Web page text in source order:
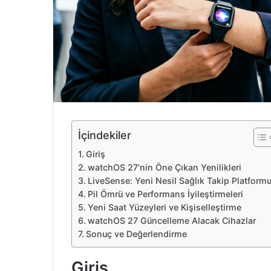
İçindekiler
Giriş
watchOS 27’nin Öne Çıkan Yenilikleri
LiveSense: Yeni Nesil Sağlık Takip Platformu
Pil Ömrü ve Performans İyileştirmeleri
Yeni Saat Yüzeyleri ve Kişiselleştirme
watchOS 27 Güncelleme Alacak Cihazlar
Sonuç ve Değerlendirme